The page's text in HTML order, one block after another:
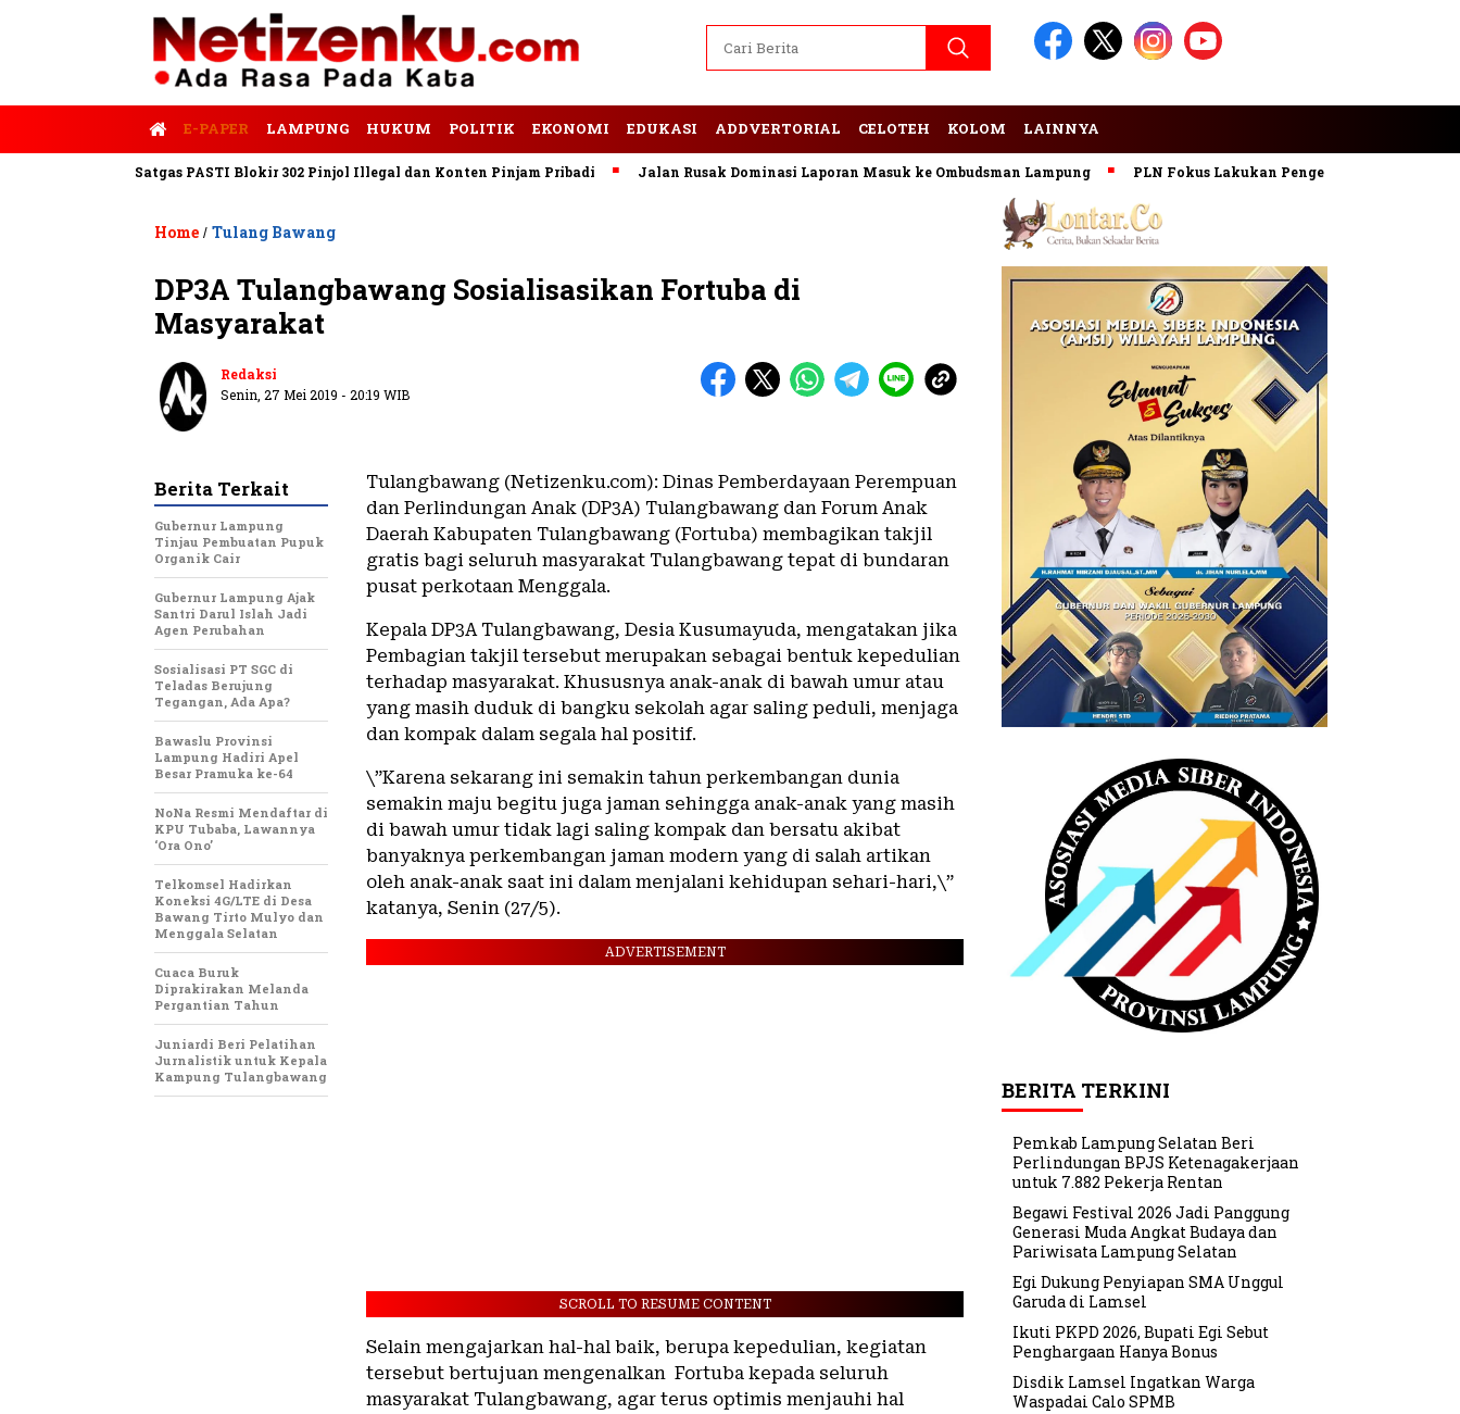
E-PAPER LAMPUNG HUKUM POLITIK EKONOMI EDUKASI ADDVERTORIAL CELOTEH KOLOM LAINNYA
Satgas PASTI Blokir 302 Pinjol Illegal dan Konten Pinjam Pribadi Jalan Rusak Dominasi Laporan Masuk ke Ombudsman Lampung PLN Fokus Lakukan Pengembangan Pembangkit
Home / Tulang Bawang
DP3A Tulangbawang Sosialisasikan Fortuba di
Masyarakat
Redaksi
Senin, 27 Mei 2019 - 20:19 WIB
Tulangbawang (Netizenku.com): Dinas Pemberdayaan Perempuan
dan Perlindungan Anak (DP3A) Tulangbawang dan Forum Anak
Daerah Kabupaten Tulangbawang (Fortuba) membagikan takjil
gratis bagi seluruh masyarakat Tulangbawang tepat di bundaran
pusat perkotaan Menggala.
Kepala DP3A Tulangbawang, Desia Kusumayuda, mengatakan jika
Pembagian takjil tersebut merupakan sebagai bentuk kepedulian
terhadap masyarakat. Khususnya anak-anak di bawah umur atau
yang masih duduk di bangku sekolah agar saling peduli, menjaga
dan kompak dalam segala hal positif.
\”Karena sekarang ini semakin tahun perkembangan dunia
semakin maju begitu juga jaman sehingga anak-anak yang masih
di bawah umur tidak lagi saling kompak dan bersatu akibat
banyaknya perkembangan jaman modern yang di salah artikan
oleh anak-anak saat ini dalam menjalani kehidupan sehari-hari,\”
katanya, Senin (27/5).
ADVERTISEMENT
SCROLL TO RESUME CONTENT
Selain mengajarkan hal-hal baik, berupa kepedulian, kegiatan
tersebut bertujuan mengenalkan Fortuba kepada seluruh
masyarakat Tulangbawang, agar terus optimis menjauhi hal
Berita Terkait
Gubernur Lampung
Tinjau Pembuatan Pupuk
Organik Cair
Gubernur Lampung Ajak
Santri Darul Islah Jadi
Agen Perubahan
Sosialisasi PT SGC di
Teladas Berujung
Tegangan, Ada Apa?
Bawaslu Provinsi
Lampung Hadiri Apel
Besar Pramuka ke-64
NoNa Resmi Mendaftar di
KPU Tubaba, Lawannya
‘Ora Ono’
Telkomsel Hadirkan
Koneksi 4G/LTE di Desa
Bawang Tirto Mulyo dan
Menggala Selatan
Cuaca Buruk
Diprakirakan Melanda
Pergantian Tahun
Juniardi Beri Pelatihan
Jurnalistik untuk Kepala
Kampung Tulangbawang
BERITA TERKINI
Pemkab Lampung Selatan Beri
Perlindungan BPJS Ketenagakerjaan
untuk 7.882 Pekerja Rentan
Begawi Festival 2026 Jadi Panggung
Generasi Muda Angkat Budaya dan
Pariwisata Lampung Selatan
Egi Dukung Penyiapan SMA Unggul
Garuda di Lamsel
Ikuti PKPD 2026, Bupati Egi Sebut
Penghargaan Hanya Bonus
Disdik Lamsel Ingatkan Warga
Waspadai Calo SPMB